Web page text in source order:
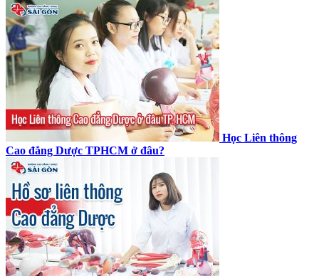
Học Liên thông
Cao đẳng Dược TPHCM ở đâu?